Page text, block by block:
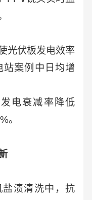
光伏板发电效率
站案例中日均增
电衰减率降低
。
渍清洗中，抗